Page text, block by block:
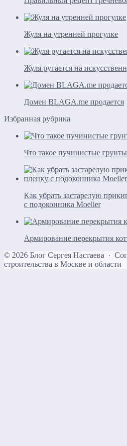
Жуля на утренней прогулке
Жуля ругается на
Домен BLAGA.me продается
Избранная рубрика
Что такое пучинистые грунты
Как убрать застарелую
с подоконника Moeller
Армирование перекрытия
© 2026 Блог Сергея Настаева ·
строительства в Москве и области